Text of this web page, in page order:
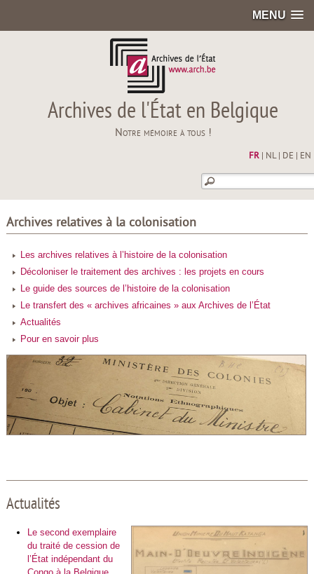
MENU
Archives de l'État en Belgique
Notre mémoire à tous !
FR| NL| DE EN
Archives relatives à la colonisation
Les archives relatives à l’histoire de la colonisation
Décoloniser le traitement des archives : les projets en cours
Le guide des sources de l’histoire de la colonisation
Le transfert des « archives africaines » aux Archives de l’État
Actualités
Pour en savoir plus
Actualités
Le second exemplaire
du traité de cession de
l’État indépendant du